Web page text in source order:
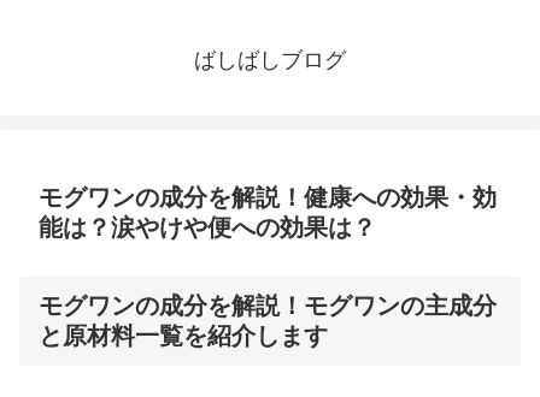
ばしばしブログ
モグワンの成分を解説！健康への効果・効
能は？涙やけや便への効果は？
モグワンの成分を解説！モグワンの主成分
と原材料一覧を紹介します